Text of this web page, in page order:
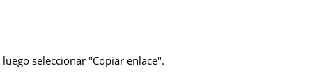
seleccionar "Copiar enlace".